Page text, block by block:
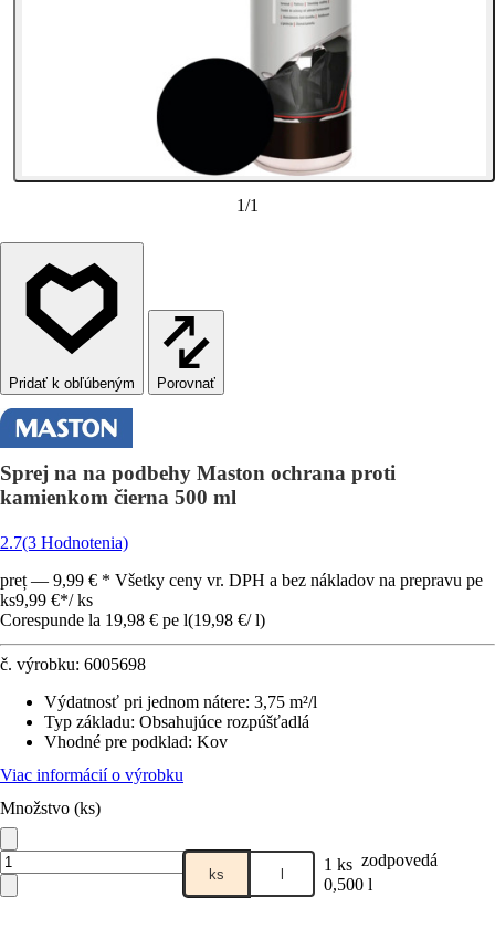
1/1
Porovnať
Sprej na na podbehy Maston ochrana proti
kamienkom čierna 500 ml
2.7(3 Hodnotenia)
preț — 9,99 € * Všetky ceny vr. DPH a bez nákladov na prepravu pe
ks9,99 €*/ ks
Corespunde la 19,98 € pe l(19,98 €/ l)
č. výrobku: 6005698
Výdatnosť pri jednom nátere: 3,75 m²/l
Typ základu: Obsahujúce rozpúšťadlá
Vhodné pre podklad: Kov
Viac informácií o výrobku
Množstvo (ks)
ks l 1 ks zodpovedá
0,500 l